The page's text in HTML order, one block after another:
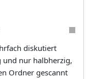
diskutiert
nur halbherzig,
Ordner gescannt